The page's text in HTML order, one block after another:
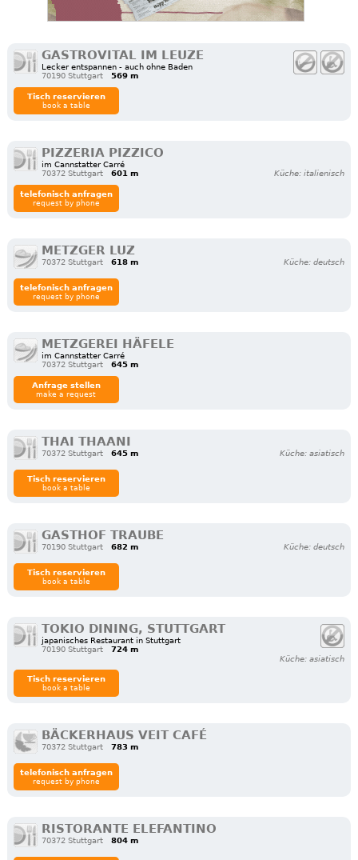
GASTROVITAL IM LEUZE
Lecker entspannen - auch ohne Baden
70190 Stuttgart
569 m
Tisch reservieren
book a table
PIZZERIA PIZZICO
im Cannstatter Carré
70372 Stuttgart
601 m Küche: italienisch
telefonisch anfragen
request by phone
METZGER LUZ
70372 Stuttgart 618 m Küche: deutsch
telefonisch anfragen
request by phone
METZGEREI HÄFELE
im Cannstatter Carré
70372 Stuttgart
645 m
Anfrage stellen
make a request
THAI THAANI
70372 Stuttgart 645 m Küche: asiatisch
Tisch reservieren
book a table
GASTHOF TRAUBE
70190 Stuttgart 682 m Küche: deutsch
Tisch reservieren
book a table
TOKIO DINING, STUTTGART
japanisches Restaurant in Stuttgart
70190 Stuttgart
724 m
Küche: asiatisch
Tisch reservieren
book a table
BÄCKERHAUS VEIT CAFÉ
70372 Stuttgart 783 m
telefonisch anfragen
request by phone
RISTORANTE ELEFANTINO
70372 Stuttgart 804 m